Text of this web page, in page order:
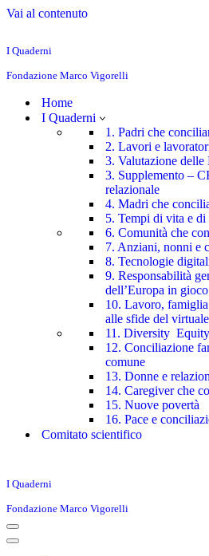
Vai al contenuto
I Quaderni
Fondazione Marco Vigorelli
Home
I Quaderni
1. Padri che
2. Lavori e
3. Valutazione delle
3. Supplemento –
relazionale
4. Madri che
5. Tempi di vita e
6. Comunità che
7. Anziani, nonni e
8. Tecnologie
9. Responsabilità
dell’Europa in gioco
10. Lavoro,
alle sfide del virtuale
11. Diversity
12. Conciliazione
comune
13. Donne e
14. Caregiver che
15. Nuove povertà
16. Pace e
Comitato scientifico
I Quaderni
Fondazione Marco Vigorelli
Menu
di
Menu